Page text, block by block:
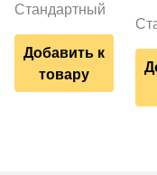
Стандартный
Добавить к
товару